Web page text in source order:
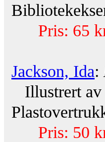
Pris: 65
Jackson, Ida:
Illustrert av
Pris: 50